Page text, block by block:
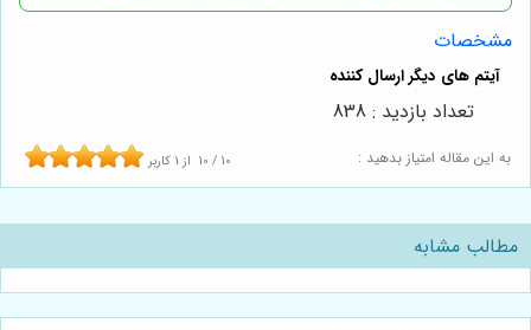
مشخصات
به این مقاله امتیاز بدهید : 10 / 10 از 1 کاربر
تعداد بازدید : 838
مطالب مشابه